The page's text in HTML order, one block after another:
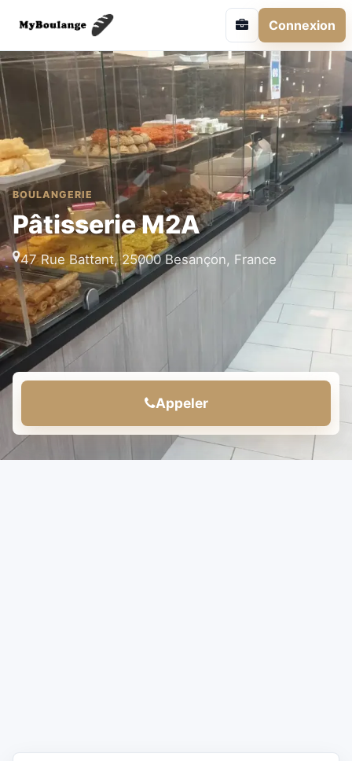
Connexion
BOULANGERIE
Pâtisserie M2A
47 Rue Battant, 25000 Besançon, France
Appeler